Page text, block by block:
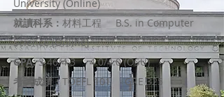
University (Online)
就讀科系： 材料工程 B.S. in Computer
Science (Online)
GPA:3.46/4.3 4.0/4.0 (OSU)
考試成績：TOEFL 101 GRE 325